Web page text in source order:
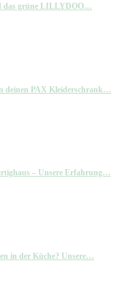
das grüne LILLYDOO…
deinen PAX Kleiderschrank…
– Unsere Erfahrung…
in der Küche? Unsere…